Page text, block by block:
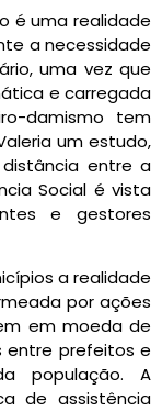
é uma realidade
a necessidade
uma vez que
e carregada
damismo tem
um estudo,
entre a
Social é vista
e gestores
a realidade
por ações
em moeda de
entre prefeitos e
população. A
de assistência